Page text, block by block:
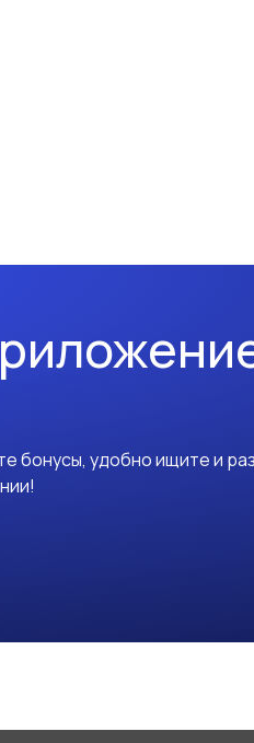
бонусы, удобно ищите и